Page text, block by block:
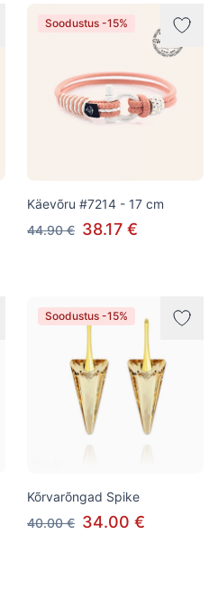
Soodustus -15%
Käevõru #7214 - 17 cm
44.90 € 38.17 €
Soodustus -15%
Kõrvarõngad Spike
40.00 € 34.00 €